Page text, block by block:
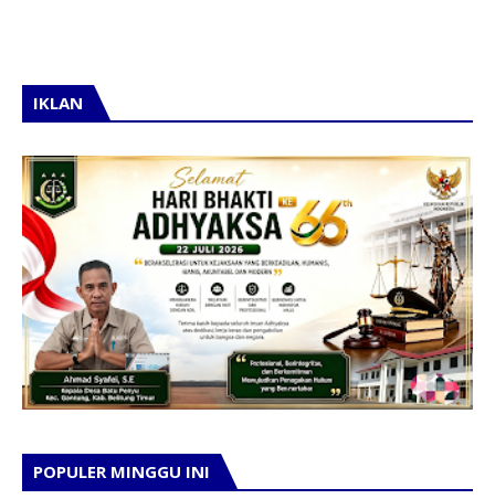
IKLAN
POPULER MINGGU INI